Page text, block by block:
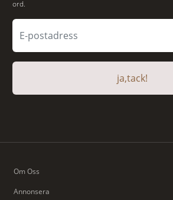
ord.
ja,tack!
Om Oss
Annonsera